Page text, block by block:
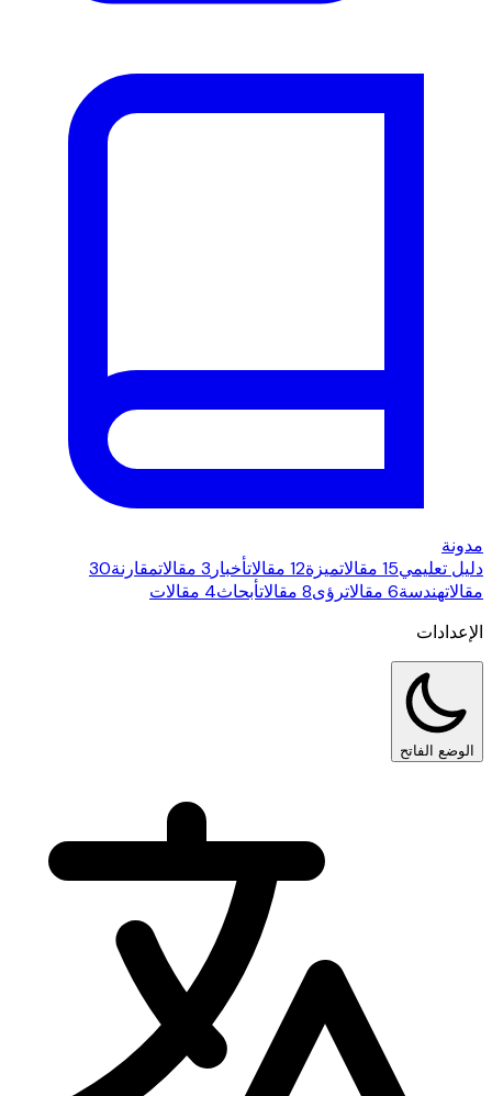
مدونة
دليل تعليمي15 مقالات ميزة12 مقالات أخبار 3 مقالات مقارنة30
مقالاتهندسة6 مقالات رؤى8 مقالات أبحاث4 مقالات
الإعدادات
الوضع الفاتح